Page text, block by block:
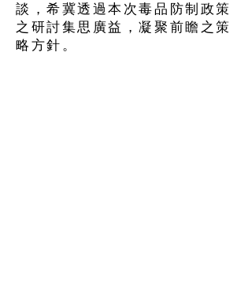
談，希冀透過本次毒品防制政策
之研討集思廣益，凝聚前瞻之策
略方針。